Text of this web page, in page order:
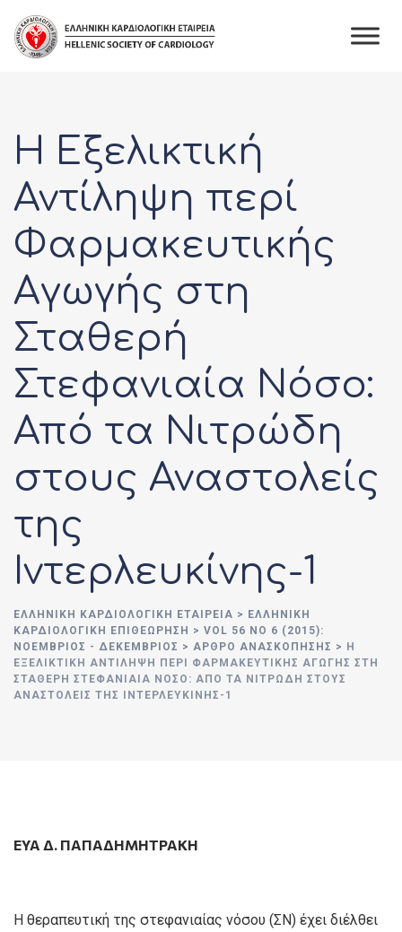
content
Η Εξελικτική
Αντίληψη περί
Φαρμακευτικής
Αγωγής στη
Σταθερή
Στεφανιαία Νόσο:
Από τα Νιτρώδη
στους Αναστολείς
της
Ιντερλευκίνης-1
ΕΛΛΗΝΙΚΉ ΚΑΡΔΙΟΛΟΓΙΚΉ ΕΤΑΙΡΕΊΑ > ΕΛΛΗΝΙΚΗ
ΚΑΡΔΙΟΛΟΓΙΚΗ ΕΠΙΘΕΩΡΗΣΗ > VOL 56 NO 6 (2015):
ΝΟΈΜΒΡΙΟΣ - ΔΕΚΈΜΒΡΙΟΣ > ΑΡΘΡΟ ΑΝΑΣΚΟΠΗΣΗΣ > Η
ΕΞΕΛΙΚΤΙΚΉ ΑΝΤΊΛΗΨΗ ΠΕΡΊ ΦΑΡΜΑΚΕΥΤΙΚΉΣ ΑΓΩΓΉΣ ΣΤΗ
ΣΤΑΘΕΡΉ ΣΤΕΦΑΝΙΑΊΑ ΝΌΣΟ: ΑΠΌ ΤΑ ΝΙΤΡΏΔΗ ΣΤΟΥΣ
ΑΝΑΣΤΟΛΕΊΣ ΤΗΣ ΙΝΤΕΡΛΕΥΚΊΝΗΣ-1
ΕΎΑ Δ. ΠΑΠΑΔΗΜΗΤΡΆΚΗ
H θεραπευτική της στεφανιαίας νόσου (ΣΝ) έχει διέλθει